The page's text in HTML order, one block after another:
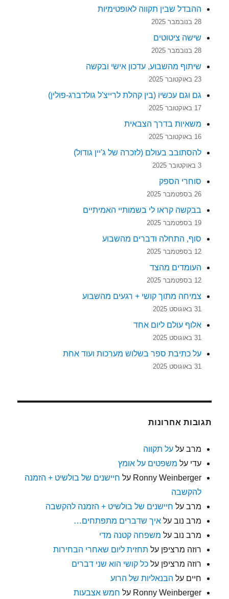
ההבדל שבין תקווה לאופטימיות
28 בנובמבר 2025
שישה ציטוטים
28 בנובמבר 2025
שיתוף מהשבוע, עדכון אישי ובקשה
23 באוקטובר 2025
גם וגם עכשיו (בין קהלת לרייצ'ל גולדברג-פולין)
17 באוקטובר 2025
משאיות בדרך הצבאית
16 באוקטובר 2025
להסתובב בעולם (לזכרה של ג'יין גודול)
3 באוקטובר 2025
סוחרי הספק
26 בספטמבר 2025
בבקשה קראו לי בשמותיי האמיתיים
19 בספטמבר 2025
סוף, התחלה ודברים מהשבוע
12 בספטמבר 2025
העומדים מהצד
12 בספטמבר 2025
צמיחה מתוך קושי + רגעים מהשבוע
31 באוגוסט 2025
אלוף עולם ליום אחד
31 באוגוסט 2025
על כתיבת ספר בשלוש מערכות ועוד אחת
31 באוגוסט 2025
תגובות אחרונות
מרב עלעל תקווה
עדי על משפטים על אומץ
Ronny Weinberger על חיישנים של בולשיט + הזמנה
להקשבה
מרב על חיישנים של בולשיט + הזמנה להקשבה
מרב נוב עלאיך שדברים מתפתחים…
מרב נוב על משפחה קטנה מדי
רוזה מרציפן על תחזית ליום שאחרי הבחירות
רוזה מרציפן עלכל קושי הוא שני דברים
חיים על הבנאליות של הרוע
Ronny Weinberger על חמש אצבעות